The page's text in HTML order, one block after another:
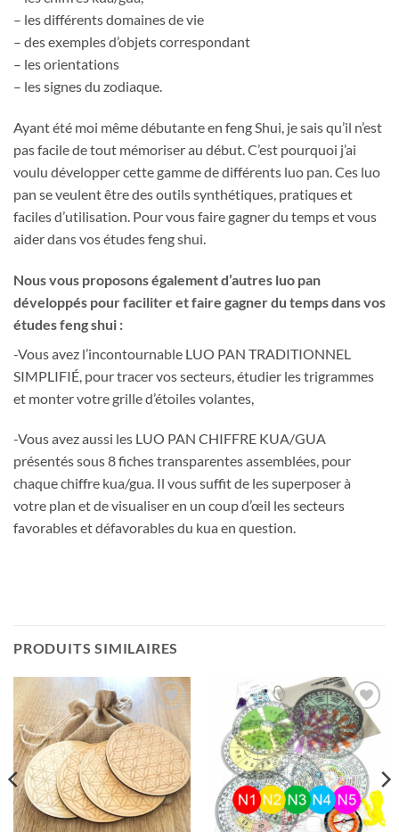
– les différents domaines de vie
– des exemples d’objets correspondant
– les orientations
– les signes du zodiaque.
Ayant été moi même débutante en feng Shui, je sais qu’il n’est
pas facile de tout mémoriser au début. C’est pourquoi j’ai
voulu développer cette gamme de différents luo pan. Ces luo
pan se veulent être des outils synthétiques, pratiques et
faciles d’utilisation. Pour vous faire gagner du temps et vous
aider dans vos études feng shui.
Nous vous proposons également d’autres luo pan
développés pour faciliter et faire gagner du temps dans vos
études feng shui :
-Vous avez l’incontournable LUO PAN TRADITIONNEL
SIMPLIFIÉ, pour tracer vos secteurs, étudier les trigrammes
et monter votre grille d’étoiles volantes,
-Vous avez aussi les LUO PAN CHIFFRE KUA/GUA
présentés sous 8 fiches transparentes assemblées, pour
chaque chiffre kua/gua. Il vous suffit de les superposer à
votre plan et de visualiser en un coup d’œil les secteurs
favorables et défavorables du kua en question.
PRODUITS SIMILAIRES
Ajouter
à la liste
d’envies
Ajouter
à la liste
d’envies